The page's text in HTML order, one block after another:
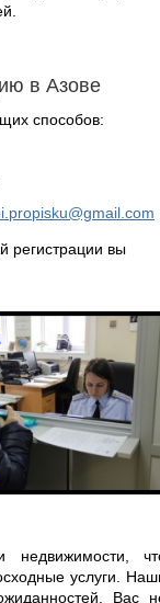
в Азове
способов:
регистрации вы
недвижимости,
услуги.
Вас